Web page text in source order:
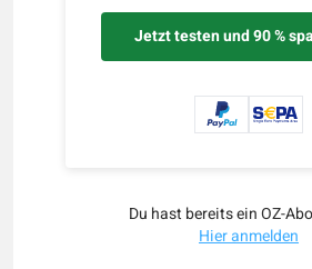
Jetzt testen und 90 %
Du hast bereits ein OZ-
Hier anmelden